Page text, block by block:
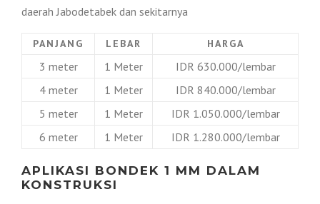
daerah Jabodetabek dan sekitarnya
PANJANG LEBAR HARGA
3 meter 1 Meter
IDR 630.000/lembar
4 meter
1 Meter
IDR 840.000/lembar
5 meter
1 Meter
IDR 1.050.000/lembar
6 meter
1 Meter IDR 1.280.000/lembar
APLIKASI BONDEK 1 MM DALAM
KONSTRUKSI